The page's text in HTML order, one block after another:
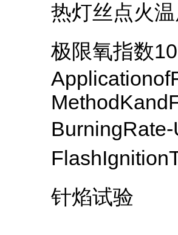
热灯丝点火
极限氧指数10
针焰试验